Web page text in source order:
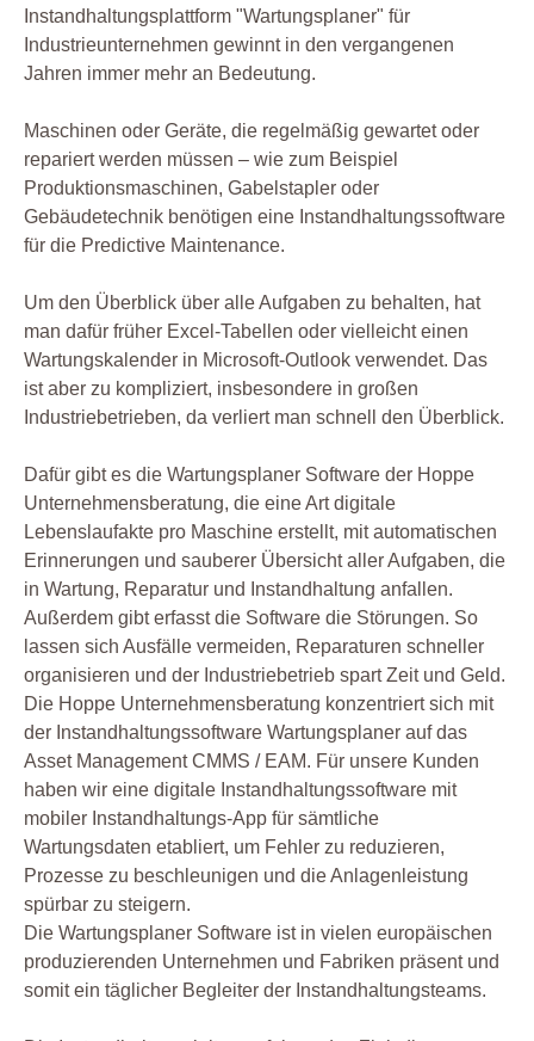
Instandhaltungsplattform "Wartungsplaner" für
Industrieunternehmen gewinnt in den vergangenen
Jahren immer mehr an Bedeutung.
Maschinen oder Geräte, die regelmäßig gewartet oder
repariert werden müssen – wie zum Beispiel
Produktionsmaschinen, Gabelstapler oder
Gebäudetechnik benötigen eine Instandhaltungssoftware
für die Predictive Maintenance.
Um den Überblick über alle Aufgaben zu behalten, hat
man dafür früher Excel-Tabellen oder vielleicht einen
Wartungskalender in Microsoft-Outlook verwendet. Das
ist aber zu kompliziert, insbesondere in großen
Industriebetrieben, da verliert man schnell den Überblick.
Dafür gibt es die Wartungsplaner Software der Hoppe
Unternehmensberatung, die eine Art digitale
Lebenslaufakte pro Maschine erstellt, mit automatischen
Erinnerungen und sauberer Übersicht aller Aufgaben, die
in Wartung, Reparatur und Instandhaltung anfallen.
Außerdem gibt erfasst die Software die Störungen. So
lassen sich Ausfälle vermeiden, Reparaturen schneller
organisieren und der Industriebetrieb spart Zeit und Geld.
Die Hoppe Unternehmensberatung konzentriert sich mit
der Instandhaltungssoftware Wartungsplaner auf das
Asset Management CMMS / EAM. Für unsere Kunden
haben wir eine digitale Instandhaltungssoftware mit
mobiler Instandhaltungs-App für sämtliche
Wartungsdaten etabliert, um Fehler zu reduzieren,
Prozesse zu beschleunigen und die Anlagenleistung
spürbar zu steigern.
Die Wartungsplaner Software ist in vielen europäischen
produzierenden Unternehmen und Fabriken präsent und
somit ein täglicher Begleiter der Instandhaltungsteams.